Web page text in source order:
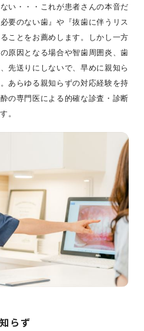
い・・・これが患者さんの本音だ
要のない歯』や『抜歯に伴うリス
ことをお薦めします。しかし一方
原因となる場合や智歯周囲炎、歯
先送りにしないで、早めに親知ら
あらゆる親知らずの対応経験を持
の専門医による的確な診査・診断
。
らず